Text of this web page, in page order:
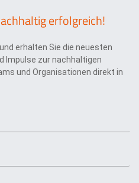
erfolgreich!
erhalten Sie die neuesten
Impulse zur nachhaltigen
und Organisationen direkt in